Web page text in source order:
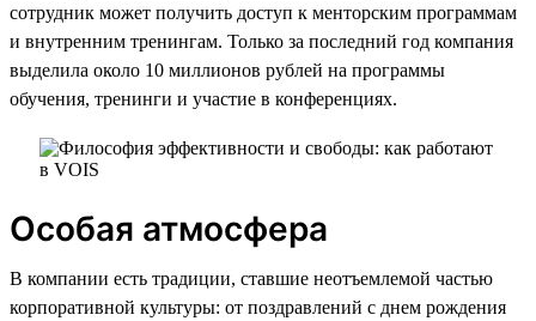
сотрудник может получить доступ к менторским программам
и внутренним тренингам. Только за последний год компания
выделила около 10 миллионов рублей на программы
обучения, тренинги и участие в конференциях.
Особая атмосфера
В компании есть традиции, ставшие неотъемлемой частью
корпоративной культуры: от поздравлений с днем рождения